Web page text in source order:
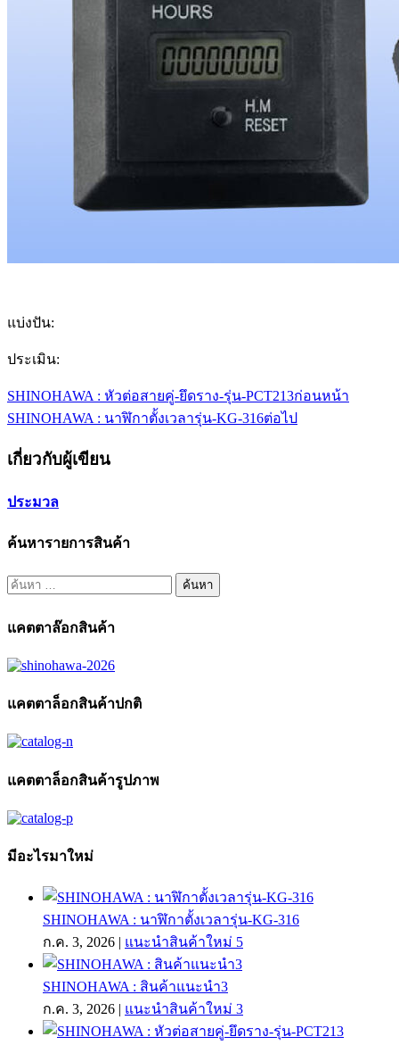
แบ่งปัน:
ประเมิน:
SHINOHAWA : หัวต่อสายคู่-ยึดราง-รุ่น-PCT213ก่อนหน้า
SHINOHAWA : นาฬิกาตั้งเวลารุ่น-KG-316ต่อไป
เกี่ยวกับผู้เขียน
ประมวล
ค้นหารายการสินค้า
ค้นหา
แคตตาล๊อกสินค้า
แคตตาล็อกสินค้าปกติ
แคตตาล็อกสินค้ารูปภาพ
มีอะไรมาใหม่
SHINOHAWA : นาฬิกาตั้งเวลารุ่น-KG-316
ก.ค. 3, 2026
แนะนำสินค้าใหม่ 5
SHINOHAWA : สินค้าแนะนำ3
ก.ค. 3, 2026
แนะนำสินค้าใหม่ 3